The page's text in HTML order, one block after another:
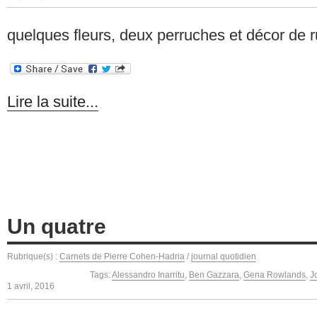
quelques fleurs, deux perruches et décor de
Lire la suite...
Un quatre
Rubrique(s) : Carnets de Pierre Cohen-Hadria / journal quotidien
Tags:Alessandro Inarritu, Ben Gazzara, Gena Rowlands,
1 avril, 2016